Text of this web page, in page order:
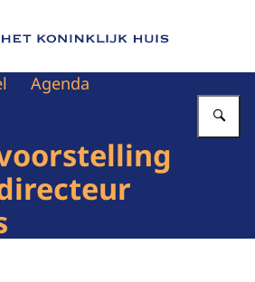
van Het Koninklijk Huis
Agenda